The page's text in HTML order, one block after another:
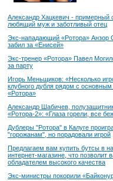
Александр Хацкевич - примерный
любящий муж и заботливый отец
Экс-нападающий «Ротора» Анзор
забил за «Енисей»
Экс-тренер «Ротора» Павел
за парту
Игорь Меньщиков: «Несколько
клубного дубля рядом с
«Ротора»
Александр Шабичев,
«Ротора-2»: «Глаза горели, все
Дублеры "Ротора" в Калуге
"горожанам", но порадовали игрой
Предлагаем вам купить бутсы в
интернет-магазине, что позволит
обладателем высокого качества
Экс-министры покорили